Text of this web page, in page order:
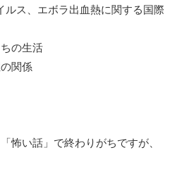
ルス、エボラ出血熱に関する国際
の生活
関係
怖い話」で終わりがちですが、